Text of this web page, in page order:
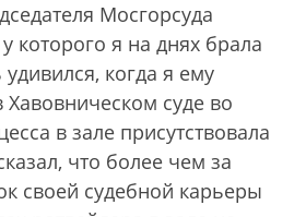
Мосгорсуда
которого я на днях брала
когда я ему
Хавовническом суде во
в зале присутствовала
что более чем за
своей судебной карьеры